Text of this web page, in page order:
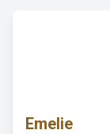
Emelie